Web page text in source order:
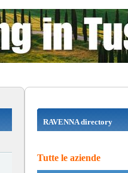
RAVENNA directory
Tutte le aziende